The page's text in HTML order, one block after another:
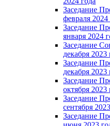
Заседание
февраля 2024
Заседание
января 2024
Заседание
декабря 2023
Заседание
декабря 2023
Заседание
октября 2023
Заседание
сентября
Заседание